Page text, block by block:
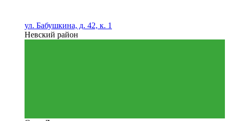
ул. Бабушкина, д. 42, к. 1
Невский район